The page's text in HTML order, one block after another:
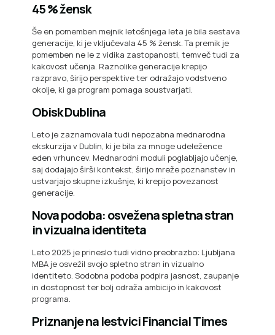
45 % žensk
Še en pomemben mejnik letošnjega leta je bila sestava
generacije, ki je vključevala 45 % žensk. Ta premik je
pomemben ne le z vidika zastopanosti, temveč tudi za
kakovost učenja. Raznolike generacije krepijo
razpravo, širijo perspektive ter odražajo vodstveno
okolje, ki ga program pomaga soustvarjati.
Obisk Dublina
Leto je zaznamovala tudi nepozabna mednarodna
ekskurzija v Dublin, ki je bila za mnoge udeležence
eden vrhuncev. Mednarodni moduli poglabljajo učenje,
saj dodajajo širši kontekst, širijo mreže poznanstev in
ustvarjajo skupne izkušnje, ki krepijo povezanost
generacije.
Nova podoba: osvežena spletna stran
in vizualna identiteta
Leto 2025 je prineslo tudi vidno preobrazbo: Ljubljana
MBA je osvežil svojo spletno stran in vizualno
identiteto. Sodobna podoba podpira jasnost, zaupanje
in dostopnost ter bolj odraža ambicijo in kakovost
programa.
Priznanje na lestvici Financial Times